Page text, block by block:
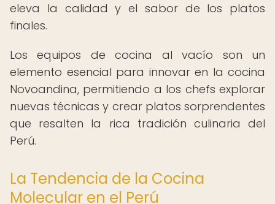
eleva la calidad y el sabor de los platos
finales.
Los equipos de cocina al vacío son un
elemento esencial para innovar en la cocina
Novoandina, permitiendo a los chefs explorar
nuevas técnicas y crear platos sorprendentes
que resalten la rica tradición culinaria del
Perú.
La Tendencia de la Cocina
Molecular en el Perú